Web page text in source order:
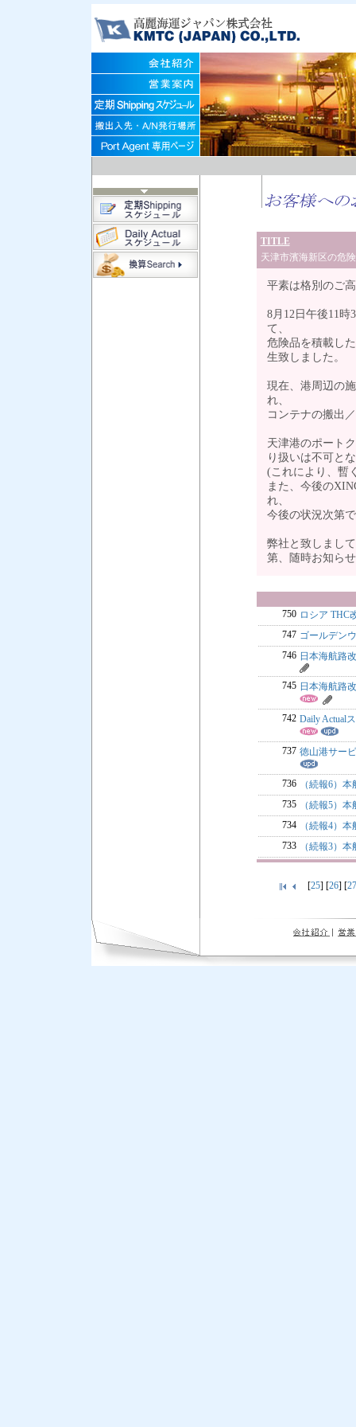
TITLE
天津市濱海新区の危
平素は格別のご
8月12日午後11
て、
危険品を積載し
生致しました。
現在、港周辺の
れ、
コンテナの搬出
天津港のポート
り扱いは不可と
(これにより、暫
また、今後の
れ、
今後の状況次第
弊社と致しまし
第、随時お知ら
750 ロシア THC
747 ゴールデン
746 日本海航路
745 日本海航路
742 Daily Actual
737 徳山港サー
736
（続報6）
735
（続報5）
734
（続報4）
733
（続報3）
[25] [26] [27